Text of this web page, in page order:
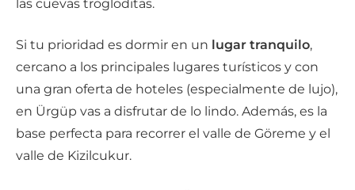
las cuevas trogloditas.
Si tu prioridad es dormir en un lugar tranquilo,
cercano a los principales lugares turísticos y con
una gran oferta de hoteles (especialmente de lujo),
en Ürgüp vas a disfrutar de lo lindo. Además, es la
base perfecta para recorrer el valle de Göreme y el
valle de Kizilcukur.